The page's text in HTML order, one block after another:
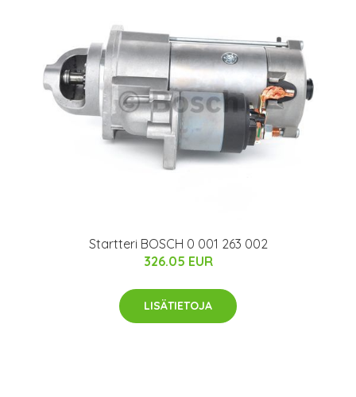
Startteri BOSCH 0 001 263 002
326.05 EUR
LISÄTIETOJA